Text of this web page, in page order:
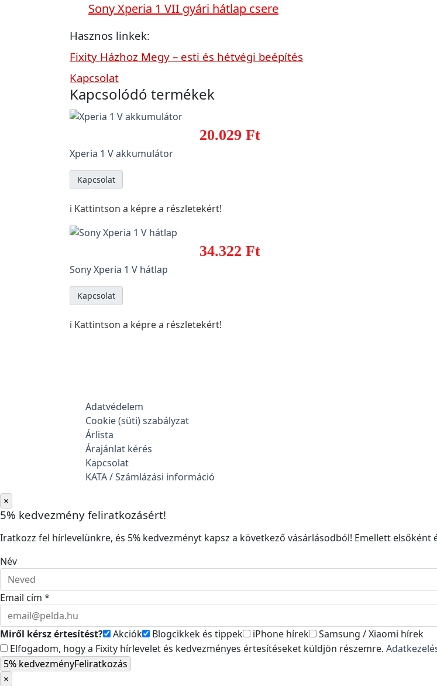
Sony Xperia 1 VII gyári hátlap csere
Hasznos linkek:
Fixity Házhoz Megy – esti és hétvégi beépítés
Kapcsolat
Kapcsolódó termékek
20.029 Ft
Xperia 1 V akkumulátor
Kapcsolat
ℹ️ Kattintson a képre a részletekért!
34.322 Ft
Sony Xperia 1 V hátlap
Kapcsolat
ℹ️ Kattintson a képre a részletekért!
Adatvédelem
Cookie (süti) szabályzat
Árlista
Árajánlat kérés
Kapcsolat
KATA / Számlázási információ
×
5% kedvezmény feliratkozásért!
Iratkozz fel hírlevelünkre, és 5% kedvezményt kapsz a következő vásárlásodból! Emellett
Név
Email cím *
Miről kérsz értesítést? Akciók Blogcikkek és tippek iPhone hírek
Samsung / Xiaomi hírek
Elfogadom, hogy a Fixity hírlevelet és kedvezményes értesítéseket küldjön részemre.
5% kedvezményFeliratkozás
×